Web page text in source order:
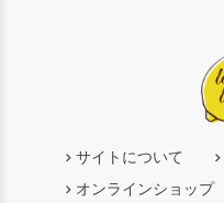
サイトについて
オンラインショップ